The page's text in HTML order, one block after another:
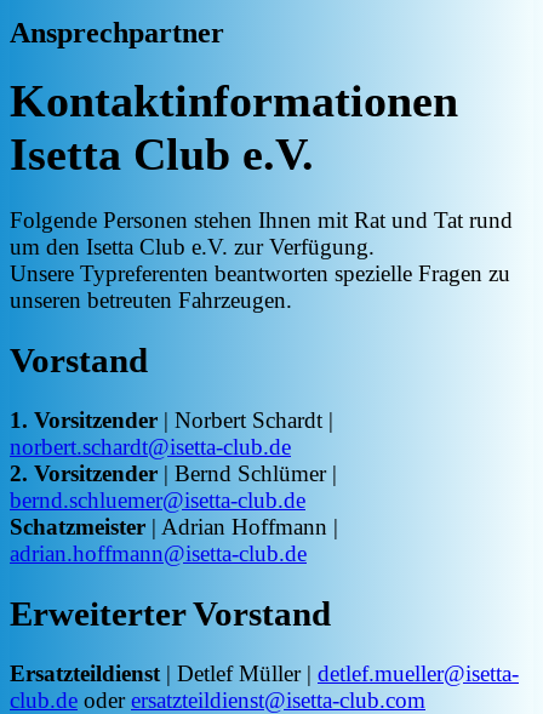
Ansprechpartner
Kontaktinformationen
Isetta Club e.V.
Folgende Personen stehen Ihnen mit Rat und Tat rund
um den Isetta Club e.V. zur Verfügung.
Unsere Typreferenten beantworten spezielle Fragen zu
unseren betreuten Fahrzeugen.
Vorstand
1. Vorsitzender | Norbert Schardt |
norbert.schardt@isetta-club.de
2. Vorsitzender | Bernd Schlümer |
bernd.schluemer@isetta-club.de
Schatzmeister | Adrian Hoffmann |
adrian.hoffmann@isetta-club.de
Erweiterter Vorstand
Ersatzteildienst | Detlef Müller | detlef.mueller@isetta-
club.de oderersatzteildienst@isetta-club.com